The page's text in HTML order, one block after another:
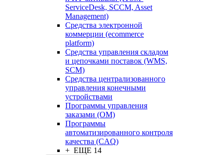
ServiceDesk, SCCM, Asset
Management)
Средства электронной
коммерции (ecommerce
platform)
Средства управления складом
и цепочками поставок (WMS,
SCM)
Средства централизованного
управления конечными
устройствами
Программы управления
заказами (OM)
Программы
автоматизированного контроля
качества (CAQ)
+ ЕЩЕ 14